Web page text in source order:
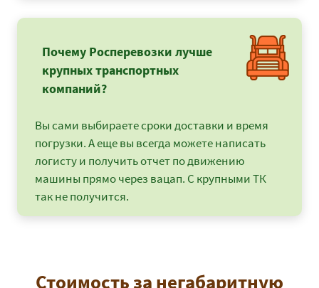
Почему Росперевозки лучше
крупных транспортных
компаний?
Вы сами выбираете сроки доставки и время
погрузки. А еще вы всегда можете написать
логисту и получить отчет по движению
машины прямо через вацап. С крупными ТК
так не получится.
Стоимость за негабаритную